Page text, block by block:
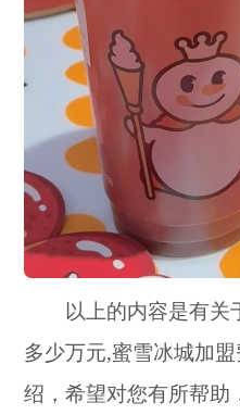
以上的内容是有关
多少万元,蜜雪冰城加
绍，希望对您有所帮助